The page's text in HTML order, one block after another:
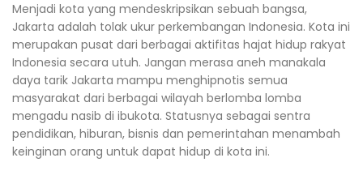
Menjadi kota yang mendeskripsikan sebuah bangsa,
Jakarta adalah tolak ukur perkembangan Indonesia. Kota ini
merupakan pusat dari berbagai aktifitas hajat hidup rakyat
Indonesia secara utuh. Jangan merasa aneh manakala
daya tarik Jakarta mampu menghipnotis semua
masyarakat dari berbagai wilayah berlomba lomba
mengadu nasib di ibukota. Statusnya sebagai sentra
pendidikan, hiburan, bisnis dan pemerintahan menambah
keinginan orang untuk dapat hidup di kota ini.